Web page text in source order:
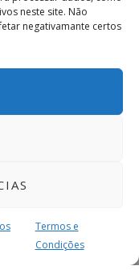
neste site. Não
negativamante certos
Termos e
Condições